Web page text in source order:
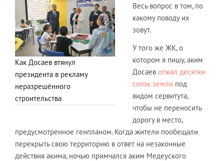
Как Досаев втянул
президента в рекламу
неразрешённого
строительства
Весь вопрос в том, по
какому поводу их
зовут.
У того же ЖК, о
котором я пишу, аким
Досаев отжал десятки
соток земли под
видом сервитута,
чтобы не переносить
дорогу в место,
предусмотренное генпланом. Когда жители пообещали
перекрыть свою территорию в ответ на незаконные
действия акима, ночью примчался аким Медеуского